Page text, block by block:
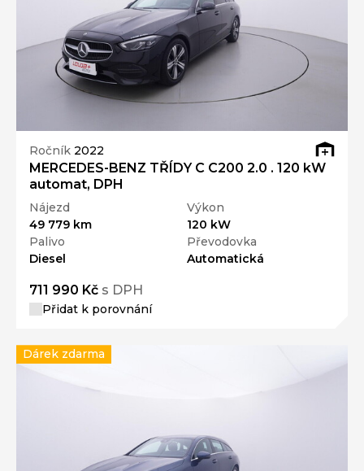
Ročník 2022
MERCEDES-BENZ TŘÍDY C C200 2.0 . 120 kW
automat, DPH
Nájezd
49 779 km
Výkon
120 kW
Palivo
Diesel
Převodovka
Automatická
711 990 Kč s DPH
Přidat k porovnání
Dárek zdarma